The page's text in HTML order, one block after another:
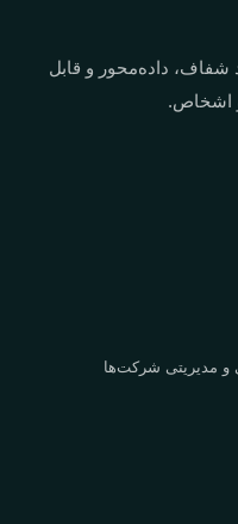
داده‌محور و قابل
اشخاص.
و مدیریتی شرکت‌ها